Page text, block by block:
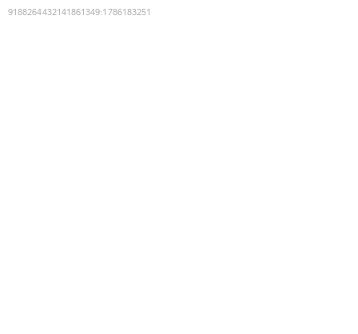
9188264432141861349:1786183251